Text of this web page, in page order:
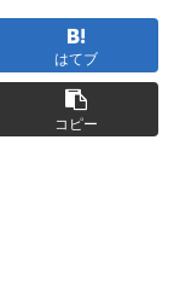
はてブ
コピー